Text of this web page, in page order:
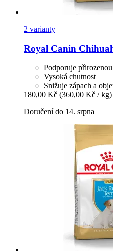
2 varianty
Royal Canin
Podporuje
Vysoká chutnost
Snižuje zápach a
180,00 Kč (360,00 Kč / kg)
Doručení do 14. srpna